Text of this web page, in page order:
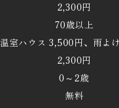
2,300円
70歳以上
温室ハウス 3,500円、雨よ
2,300円
0～2歳
無料